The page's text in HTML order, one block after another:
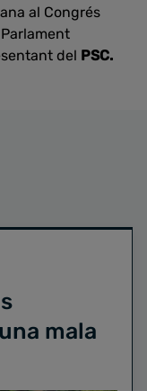
al Congrés
del PSC.
mala